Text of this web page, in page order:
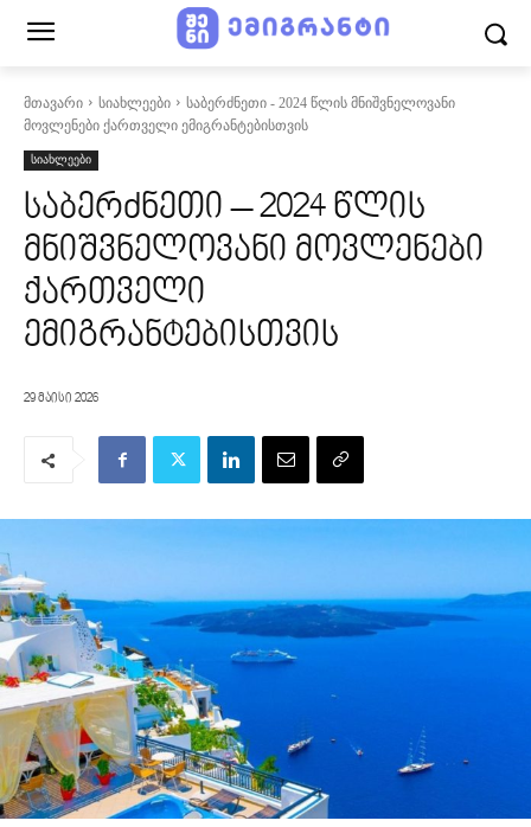
მთავარი სიახლეები
საბერძნეთი - 2024 წლის მნიშვნელოვანი
მოვლენები ქართველი ემიგრანტებისთვის
სიახლეები
საბერძნეთი – 2024 წლის
მნიშვნელოვანი მოვლენები
ქართველი
ემიგრანტებისთვის
29 მაისი 2026